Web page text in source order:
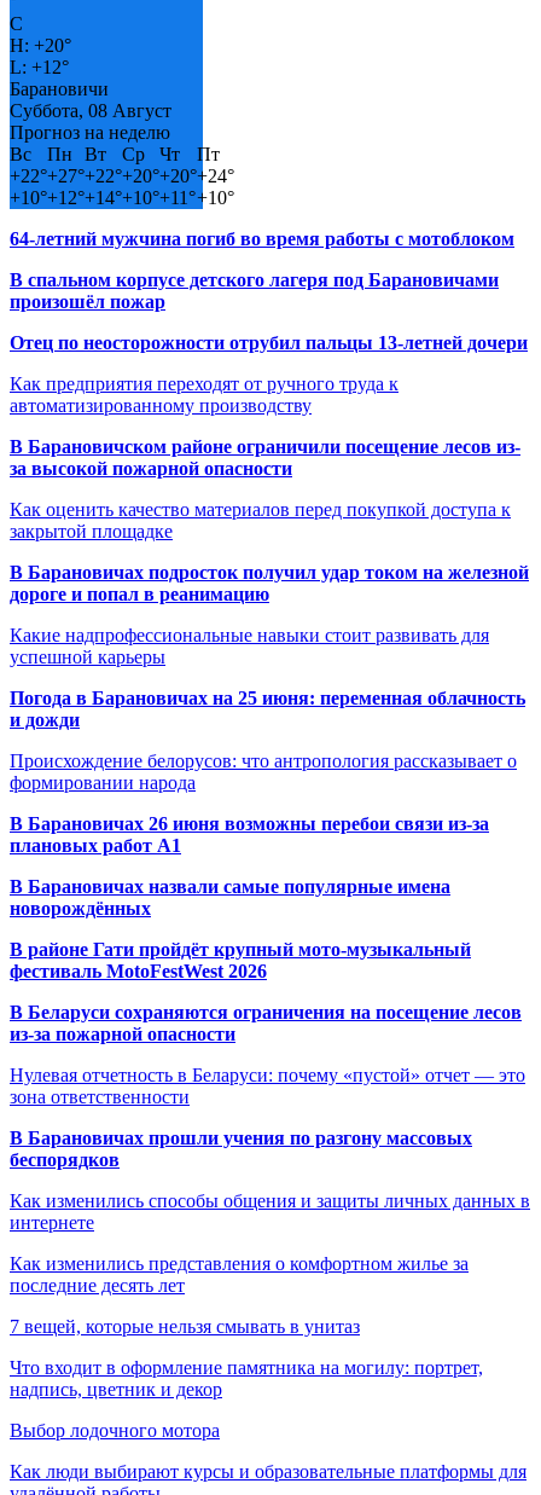
C
H: +20°
L: +12°
Барановичи
Суббота, 08 Август
Прогноз на неделю
Вс
Пн Вт Ср Чт
Пт
+22°+27°+22°+20°+20°+24°
+10°+12°+14°+10°+11°+10°
64-летний мужчина погиб во время работы с мотоблоком
В спальном корпусе детского лагеря под Барановичами
произошёл пожар
Отец по неосторожности отрубил пальцы 13-летней дочери
Как предприятия переходят от ручного труда к
автоматизированному производству
В Барановичском районе ограничили посещение лесов из-
за высокой пожарной опасности
Как оценить качество материалов перед покупкой доступа к
закрытой площадке
В Барановичах подросток получил удар током на железной
дороге и попал в реанимацию
Какие надпрофессиональные навыки стоит развивать для
успешной карьеры
Погода в Барановичах на 25 июня: переменная облачность
и дожди
Происхождение белорусов: что антропология рассказывает о
формировании народа
В Барановичах 26 июня возможны перебои связи из-за
плановых работ A1
В Барановичах назвали самые популярные имена
новорождённых
В районе Гати пройдёт крупный мото-музыкальный
фестиваль MotoFestWest 2026
В Беларуси сохраняются ограничения на посещение лесов
из-за пожарной опасности
Нулевая отчетность в Беларуси: почему «пустой» отчет — это
зона ответственности
В Барановичах прошли учения по разгону массовых
беспорядков
Как изменились способы общения и защиты личных данных в
интернете
Как изменились представления о комфортном жилье за
последние десять лет
7 вещей, которые нельзя смывать в унитаз
Что входит в оформление памятника на могилу: портрет,
надпись, цветник и декор
Выбор лодочного мотора
Как люди выбирают курсы и образовательные платформы для